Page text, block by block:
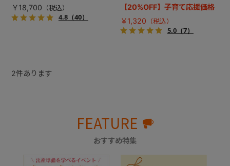
所から、赤ちゃんを遠ざけ安
心！
￥18,700
4.8（40）
を使用できます。
【20%OFF】子育て応援価格
￥1,320
5.0（7）
2件あります
FEATURE
おすすめ特集